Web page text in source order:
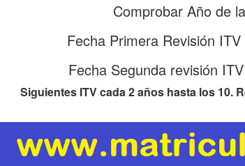
Comprobar Año de
Fecha Primera Revisión
Fecha Segunda revisión
Siguientes ITV cada 2 años hasta los 10.